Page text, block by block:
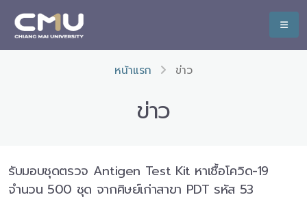
หน้าแรก ข่าว
ข่าว
รับมอบชุดตรวจ Antigen Test Kit หาเชื้อโควิด-19
จำนวน 500 ชุด จากศิษย์เก่าสาขา PDT รหัส 53